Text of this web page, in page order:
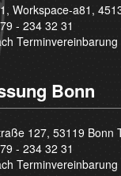
Workspace-a81,
- 234 32 31
Terminvereinbarung
Bonn
127, 53119 Bonn
- 234 32 31
Terminvereinbarung